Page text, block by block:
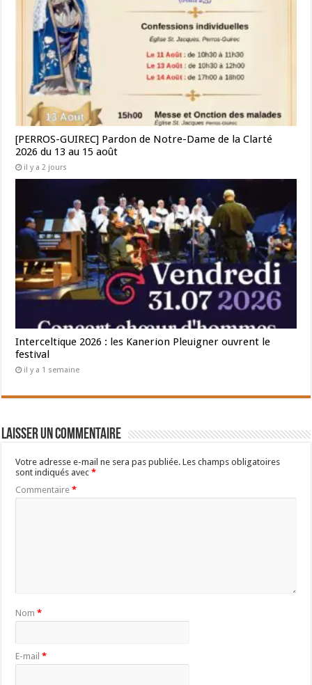
[PERROS-GUIREC] Pardon de Notre-Dame de la Clarté
2026 du 13 au 15 août
il y a 2 jours
Interceltique 2026 : les Kanerion Pleuigner ouvrent le
festival
il y a 1 semaine
Laisser un commentaire
Votre adresse e-mail ne sera pas publiée. Les champs obligatoires
sont indiqués avec*
Commentaire*
Nom*
E-mail*